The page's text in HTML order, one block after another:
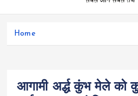
Home
आगामी अर्द्ध कुंभ मेले को